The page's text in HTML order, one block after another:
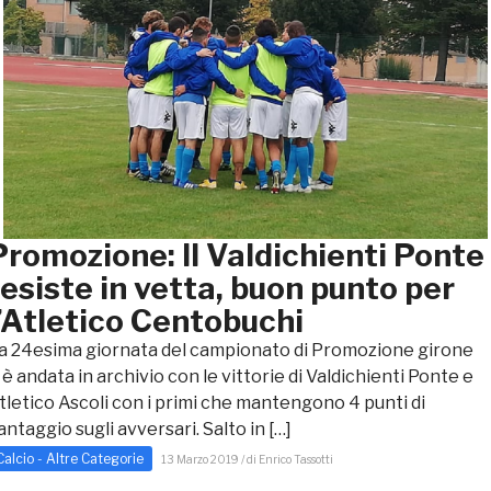
Il Valdichienti Ponte
in vetta, buon punto per
Centobuchi
24esima giornata del campionato di Promozione girone
è andata in archivio con le vittorie di Valdichienti Ponte e
Ascoli con i primi che mantengono 4 punti di
sugli avversari. Salto in […]
- Altre Categorie 13 Marzo 2019 / di Enrico Tassotti